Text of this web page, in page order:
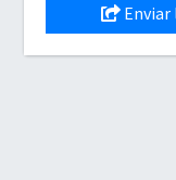
Enviar